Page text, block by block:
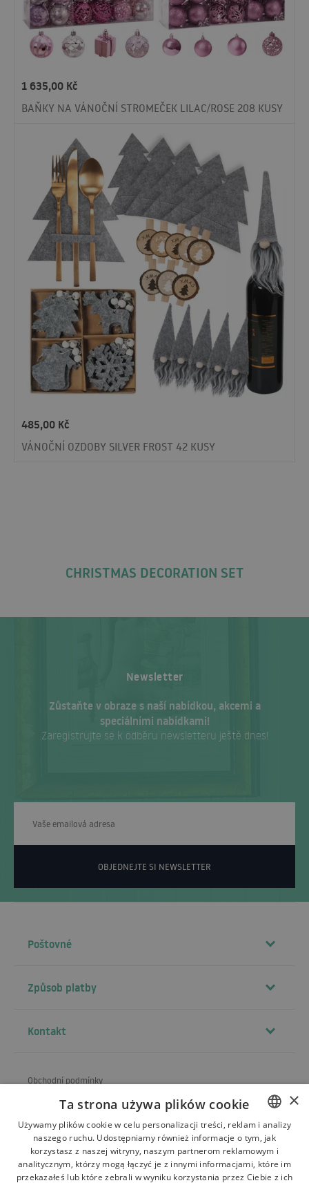
1 635,00 Kč
BAŇKY NA VÁNOČNÍ STROMEČEK LILAC/ROSE 208 KUSY
485,00 Kč
VÁNOČNÍ OZDOBY SILVER FROST 42 KUSY
CHRISTMAS DECORATION SET
Newsletter
Zůstaňte v obraze s naší nabídkou, akcemi a
speciálními nabídkami!
Zaregistrujte se k odběru newsletteru ještě dnes!
OBJEDNEJTE SI NEWSLETTER
Poštovné
Způsob platby
Kontakt
Obchodní podmínky
O obchodu
Doprava
Vrácení a reklamace
POLISH
BULGARIAN
×
Ta strona używa plików cookie
Używamy plików cookie w celu personalizacji treści, reklam i analizy
naszego ruchu. Udostępniamy również informacje o tym, jak
korzystasz z naszej witryny, naszym partnerom reklamowym i
analitycznym, którzy mogą łączyć je z innymi informacjami, które im
przekazałeś lub które zebrali w wyniku korzystania przez Ciebie z ich